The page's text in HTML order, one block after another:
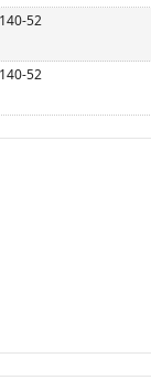
52
52